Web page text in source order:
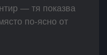
— тя показва
по-ясно от